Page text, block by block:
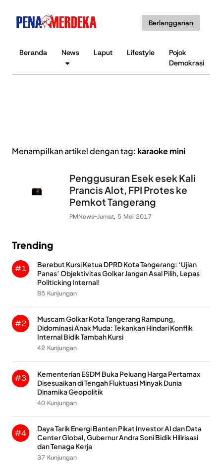
Berlangganan
Beranda News Laput Lifestyle
Pojok
Demokrasi
Menampilkan artikel dengan tag: karaoke mini
Penggusuran Esek esek Kali
Prancis Alot, FPI Protes ke
Pemkot Tangerang
PMNews-Jumat, 5 Mei 2017
Trending
#1
Berebut Kursi Ketua DPRD Kota Tangerang: ‘Ujian
Panas’ Objektivitas Golkar Jangan Asal Pilih, Lepas
Politicking Internal!
85 Kunjungan
#2
Muscam Golkar Kota Tangerang Rampung,
Didominasi Anak Muda: Tekankan Hindari Konflik
Internal Bidik Tambah Kursi
42 Kunjungan
#3
Kementerian ESDM Buka Peluang Harga Pertamax
Disesuaikan di Tengah Fluktuasi Minyak Dunia
Dinamika Geopolitik
40 Kunjungan
#4
Daya Tarik Energi Banten Pikat Investor AI dan Data
Center Global, Gubernur Andra Soni Bidik Hilirisasi
dan Tenaga Kerja
37 Kunjungan